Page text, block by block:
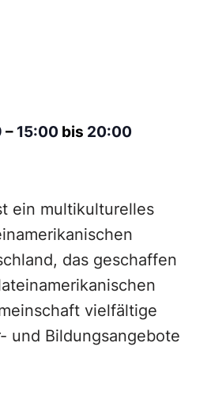
– 15:00 bis 20:00
ein multikulturelles
das geschaffen
vielfältige
und Bildungsangebote